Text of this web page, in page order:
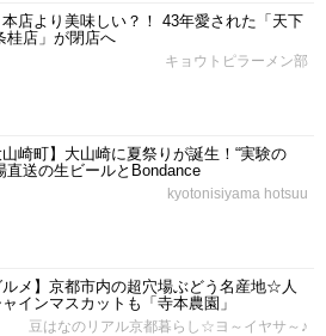
本店より美味しい？！ 43年愛された「天下
桂店」が閉店へ
キョウトピラーメン部
山崎町】大山崎に夏祭りが誕生！“実験の
直送の生ビールとBondance
kyotonisiyama hotsuu
ルメ】京都市内の超穴場ぶどう名産地☆人
インマスカットも「寺本農園」
豆はなのリアル京都暮らし☆ヨ～イヤサ～♪